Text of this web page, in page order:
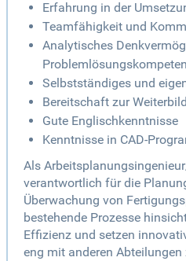
Erfahrung in der
Teamfähigkeit und
Analytisches
Selbstständiges und
Bereitschaft zur
Gute Englischkenntnisse
Kenntnisse in CAD-
Als
verantwortlich für die
Überwachung von
bestehende Prozesse
Effizienz und setzen
eng mit anderen